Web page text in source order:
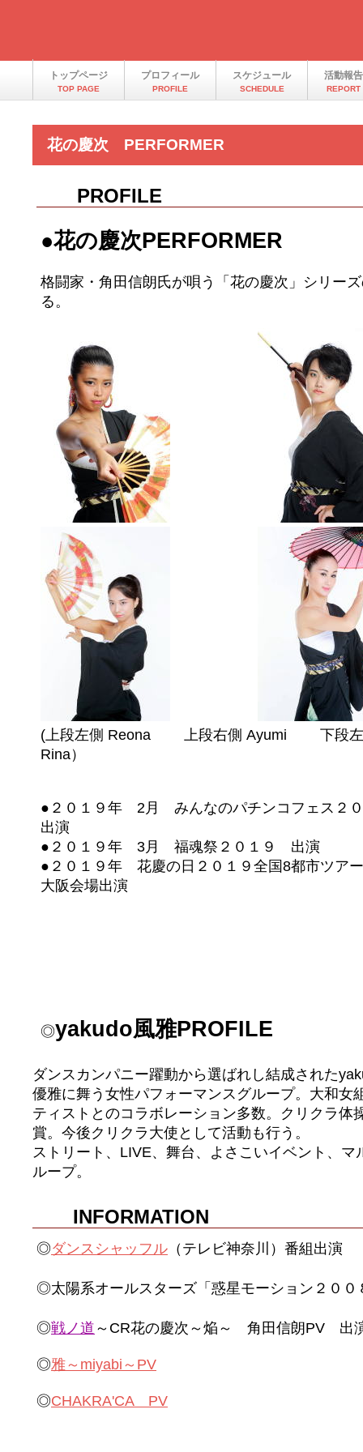
花の慶次 PERFORMER
PROFILE
●花の慶次PERFORMER
格闘家・角田信朗氏が唄う「花の慶次」シリー
る。
(上段左側 Reona 上段右側 Ayumi 下
Rina）
●２０１９年 2月 みんなのパチンコフェス２
出演
●２０１９年 3月 福魂祭２０１９ 出演
●２０１９年 花慶の日２０１９全国8都市ツア
大阪会場出演
◎yakudo風雅PROFILE
ダンスカンパニー躍動から選ばれし結成された
優雅に舞う女性パフォーマンスグループ。大和女
ティストとのコラボレーション多数。クリクラ体
賞。今後クリクラ大使として活動も行う。
ストリート、LIVE、舞台、よさこいイベント、
ループ。
INFORMATION
◎ダンスシャッフル （テレビ神奈川）番組出演
◎太陽系オールスターズ「惑星モーション２００
◎戦ノ道 ～CR花の慶次～焔～ 角田信朗PV 出
◎雅～miyabi～PV
◎CHAKRA'CA PV
トップページ
TOP PAGE
プロフィール
PROFILE
スケジュール
SCHEDULE
活動報告
REPORT